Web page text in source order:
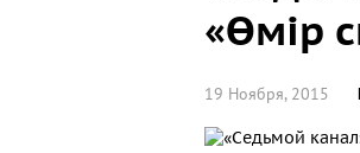
«Өмір
19 Ноября, 2015